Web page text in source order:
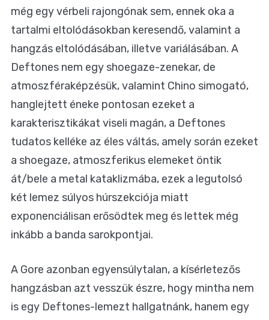
még egy vérbeli rajongónak sem, ennek oka a
tartalmi eltolódásokban keresendő, valamint a
hangzás eltolódásában, illetve variálásában. A
Deftones nem egy shoegaze-zenekar, de
atmoszféraképzésük, valamint Chino simogató,
hanglejtett éneke pontosan ezeket a
karakterisztikákat viseli magán, a Deftones
tudatos kelléke az éles váltás, amely során ezeket
a shoegaze, atmoszferikus elemeket öntik
át/bele a metal kataklizmába, ezek a legutolsó
két lemez súlyos húrszekciója miatt
exponenciálisan erősödtek meg és lettek még
inkább a banda sarokpontjai.
A Gore azonban egyensúlytalan, a kísérletezős
hangzásban azt vesszük észre, hogy mintha nem
is egy Deftones-lemezt hallgatnánk, hanem egy